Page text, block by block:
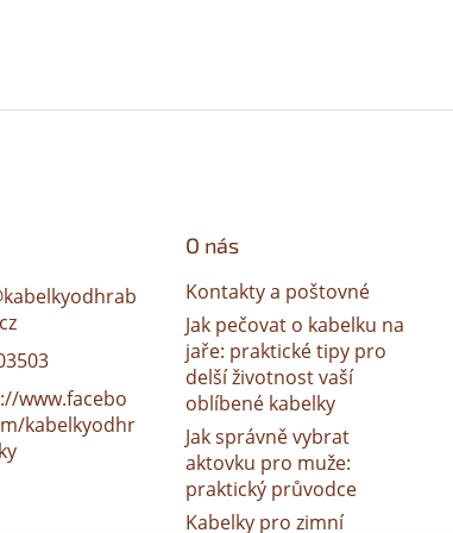
kabelkyodhrab
www.facebo
kabelkyodhr
O nás
Kontakty a poštovné
Jak pečovat o kabelku na
jaře: praktické tipy pro
delší životnost vaší
oblíbené kabelky
Jak správně vybrat
aktovku pro muže:
praktický průvodce
Kabelky pro zimní